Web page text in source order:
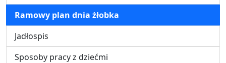
Ramowy plan dnia żłobka
Jadłospis
Sposoby pracy z dziećmi